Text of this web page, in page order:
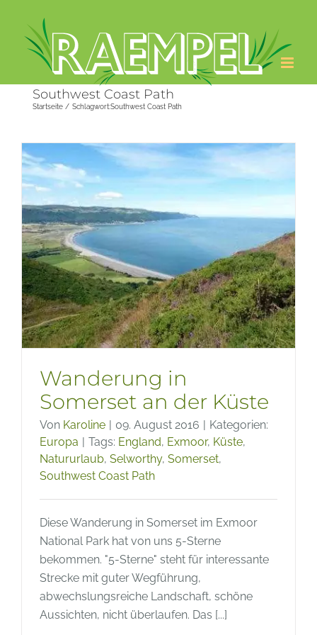
springen
Southwest Coast Path
Startseite Schlagwort:Southwest Coast Path
Wanderung in
Somerset an der Küste
Von Karoline 09. August 2016
Kategorien:
Europa
Tags: England, Exmoor, Küste,
Natururlaub, Selworthy, Somerset,
Southwest Coast Path
Diese Wanderung in Somerset im Exmoor
National Park hat von uns 5-Sterne
bekommen. "5-Sterne" steht für interessante
Strecke mit guter Wegführung,
abwechslungsreiche Landschaft, schöne
Aussichten, nicht überlaufen. Das [...]